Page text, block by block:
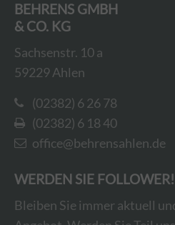
BEHRENS GMBH
& CO. KG
Sachsenstr. 10 a
59229 Ahlen
(02382) 6 26 78
(02382) 6 18 40
office@behrensahlen.de
WERDEN SIE FOLLOWER!
Bleiben Sie immer aktuell